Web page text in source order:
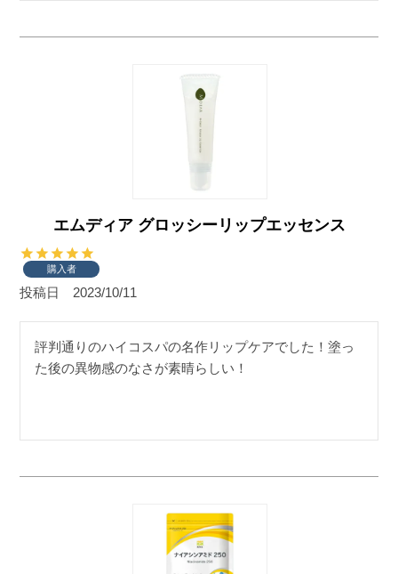
エムディア グロッシーリップエッセンス
購入者
投稿日 2023/10/11
評判通りのハイコスパの名作リップケアでした！塗っ
た後の異物感のなさが素晴らしい！